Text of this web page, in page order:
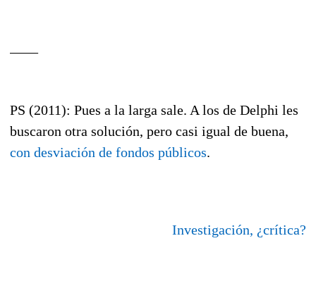
PS (2011): Pues a la larga sale. A los de Delphi les
buscaron otra solución, pero casi igual de buena,
con desviación de fondos públicos.
Investigación, ¿crítica?